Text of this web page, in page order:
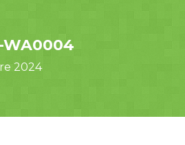
WA0004
2024